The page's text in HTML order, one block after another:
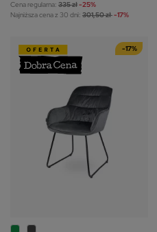
Cena regularna: 335 zł-25%
Najniższa cena z 30 dni: 301,50 zł-17%
-17%